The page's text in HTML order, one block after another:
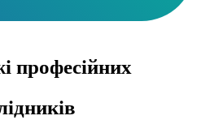
професійних